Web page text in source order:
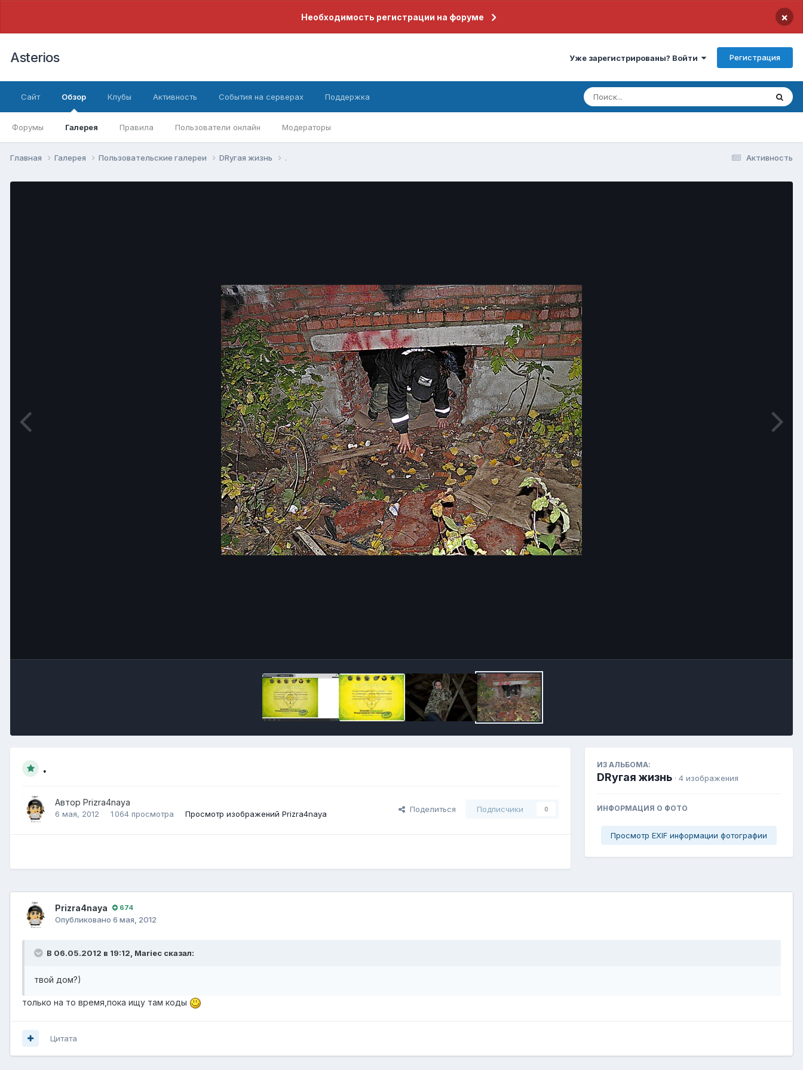
Необходимость регистрации на форуме ×
Asterios Уже зарегистрированы? Войти Регистрация
Сайт Обзор
Форумы Галерея Правила Пользователи онлайн Модераторы
Клубы Активность События на серверах Поддержка
Активность
Главная Галерея Пользовательские галереи DRугая жизнь .
.
Автор Prizra4naya
6 мая, 2012 1 064 просмотра Просмотр изображений Prizra4naya
Поделиться Подписчики 0
ИЗ АЛЬБОМА:
DRугая жизнь · 4 изображения
ИНФОРМАЦИЯ О ФОТО
Просмотр EXIF информации фотографии
Prizra4naya 674
Опубликовано 6 мая, 2012
В 06.05.2012 в 19:12, Mariec сказал:
твой дом?)
только на то время,пока ищу там коды
Цитата